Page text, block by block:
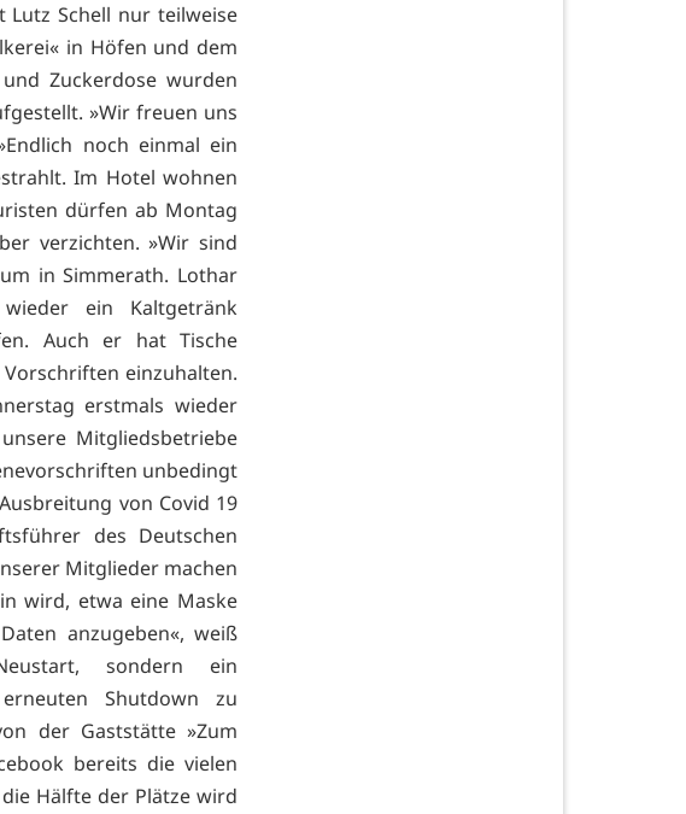
Lutz Schell nur teilweise
in Höfen und dem
Zuckerdose wurden
»Wir freuen uns
noch einmal ein
Im Hotel wohnen
dürfen ab Montag
verzichten. »Wir sind
in Simmerath. Lothar
ein Kaltgetränk
Auch er hat Tische
einzuhalten.
erstmals wieder
Mitgliedsbetriebe
unbedingt
von Covid 19
des Deutschen
Mitglieder machen
wird, etwa eine Maske
anzugeben«, weiß
sondern ein
Shutdown zu
der Gaststätte »Zum
bereits die vielen
Hälfte der Plätze wird